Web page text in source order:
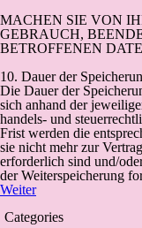
MACHEN SIE VON
GEBRAUCH,
BETROFFENEN
10. Dauer der
Die Dauer der
sich anhand der
handels- und
Frist werden die
sie nicht mehr zur
erforderlich sind und/
der Weiterspeicherung
Weiter
Categories